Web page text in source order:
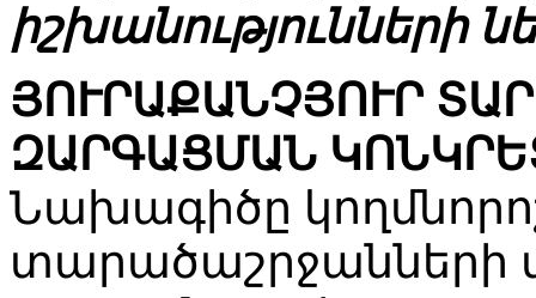
իշխանությունների
ՅՈՒՐԱՔԱՆՉՅՈՒՐ
ԶԱՐԳԱՑՄԱՆ
Նախագիծը